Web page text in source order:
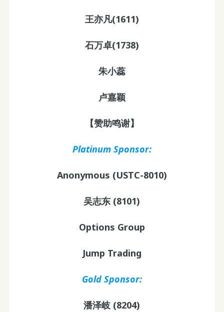
王亦凡(1611)
石万卓(1738)
朱小蕊
卢嘉颖
【赞助鸣谢】
Platinum Sponsor:
Anonymous (USTC-8010)
吴志东 (8101)
Options Group
Jump Trading
Gold Sponsor:
潘泽岐 (8204)